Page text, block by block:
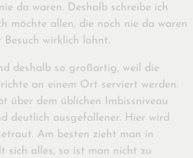
da waren. Deshalb schreibe ich
möchte allen, die noch nie da waren
Besuch wirklich lohnt.
deshalb so großartig, weil die
an einem Ort serviert werden.
über dem üblichen Imbissniveau
deutlich ausgefallener. Hier wird
Am besten zieht man in
sich alles, so ist man nicht zu